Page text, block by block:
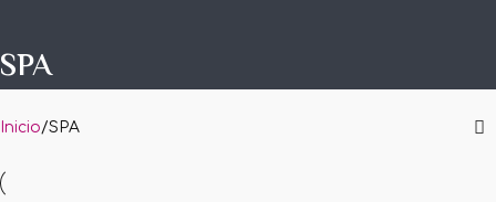
SPA
Inicio SPA